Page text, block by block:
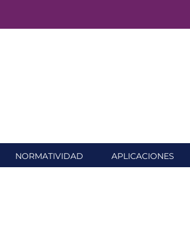
NORMATIVIDAD APLICACIONES